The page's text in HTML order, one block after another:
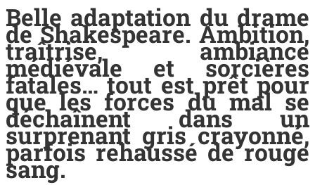
Belle adaptation du drame
de Shakespeare. Ambition,
traîtrise, ambiance
médiévale et sorcières
fatales… tout est prêt pour
que les forces du mal se
déchaînent dans un
surprenant gris crayonné,
parfois rehaussé de rouge
sang.